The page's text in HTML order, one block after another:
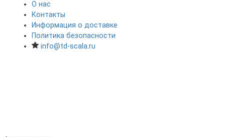
О нас
Контакты
Информация о доставке
Политика безопасности
info@td-scala.ru